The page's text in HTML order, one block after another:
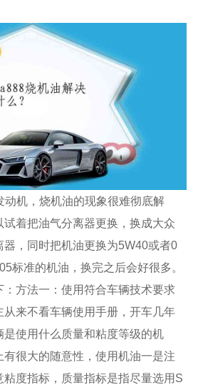
动机，烧机油的现象很难彻底解
着把油气分离器更换，换成大众
器，同时把机油更换为5W40或者0
标准的机油，换完之后会好很多。
方法一：使用符合车辆技术要求
来不看车辆使用手册，开车几年
使用什么质量和粘度等级的机
很大的随意性，使用机油一是注
度指标，质量指标是指尽量选用S